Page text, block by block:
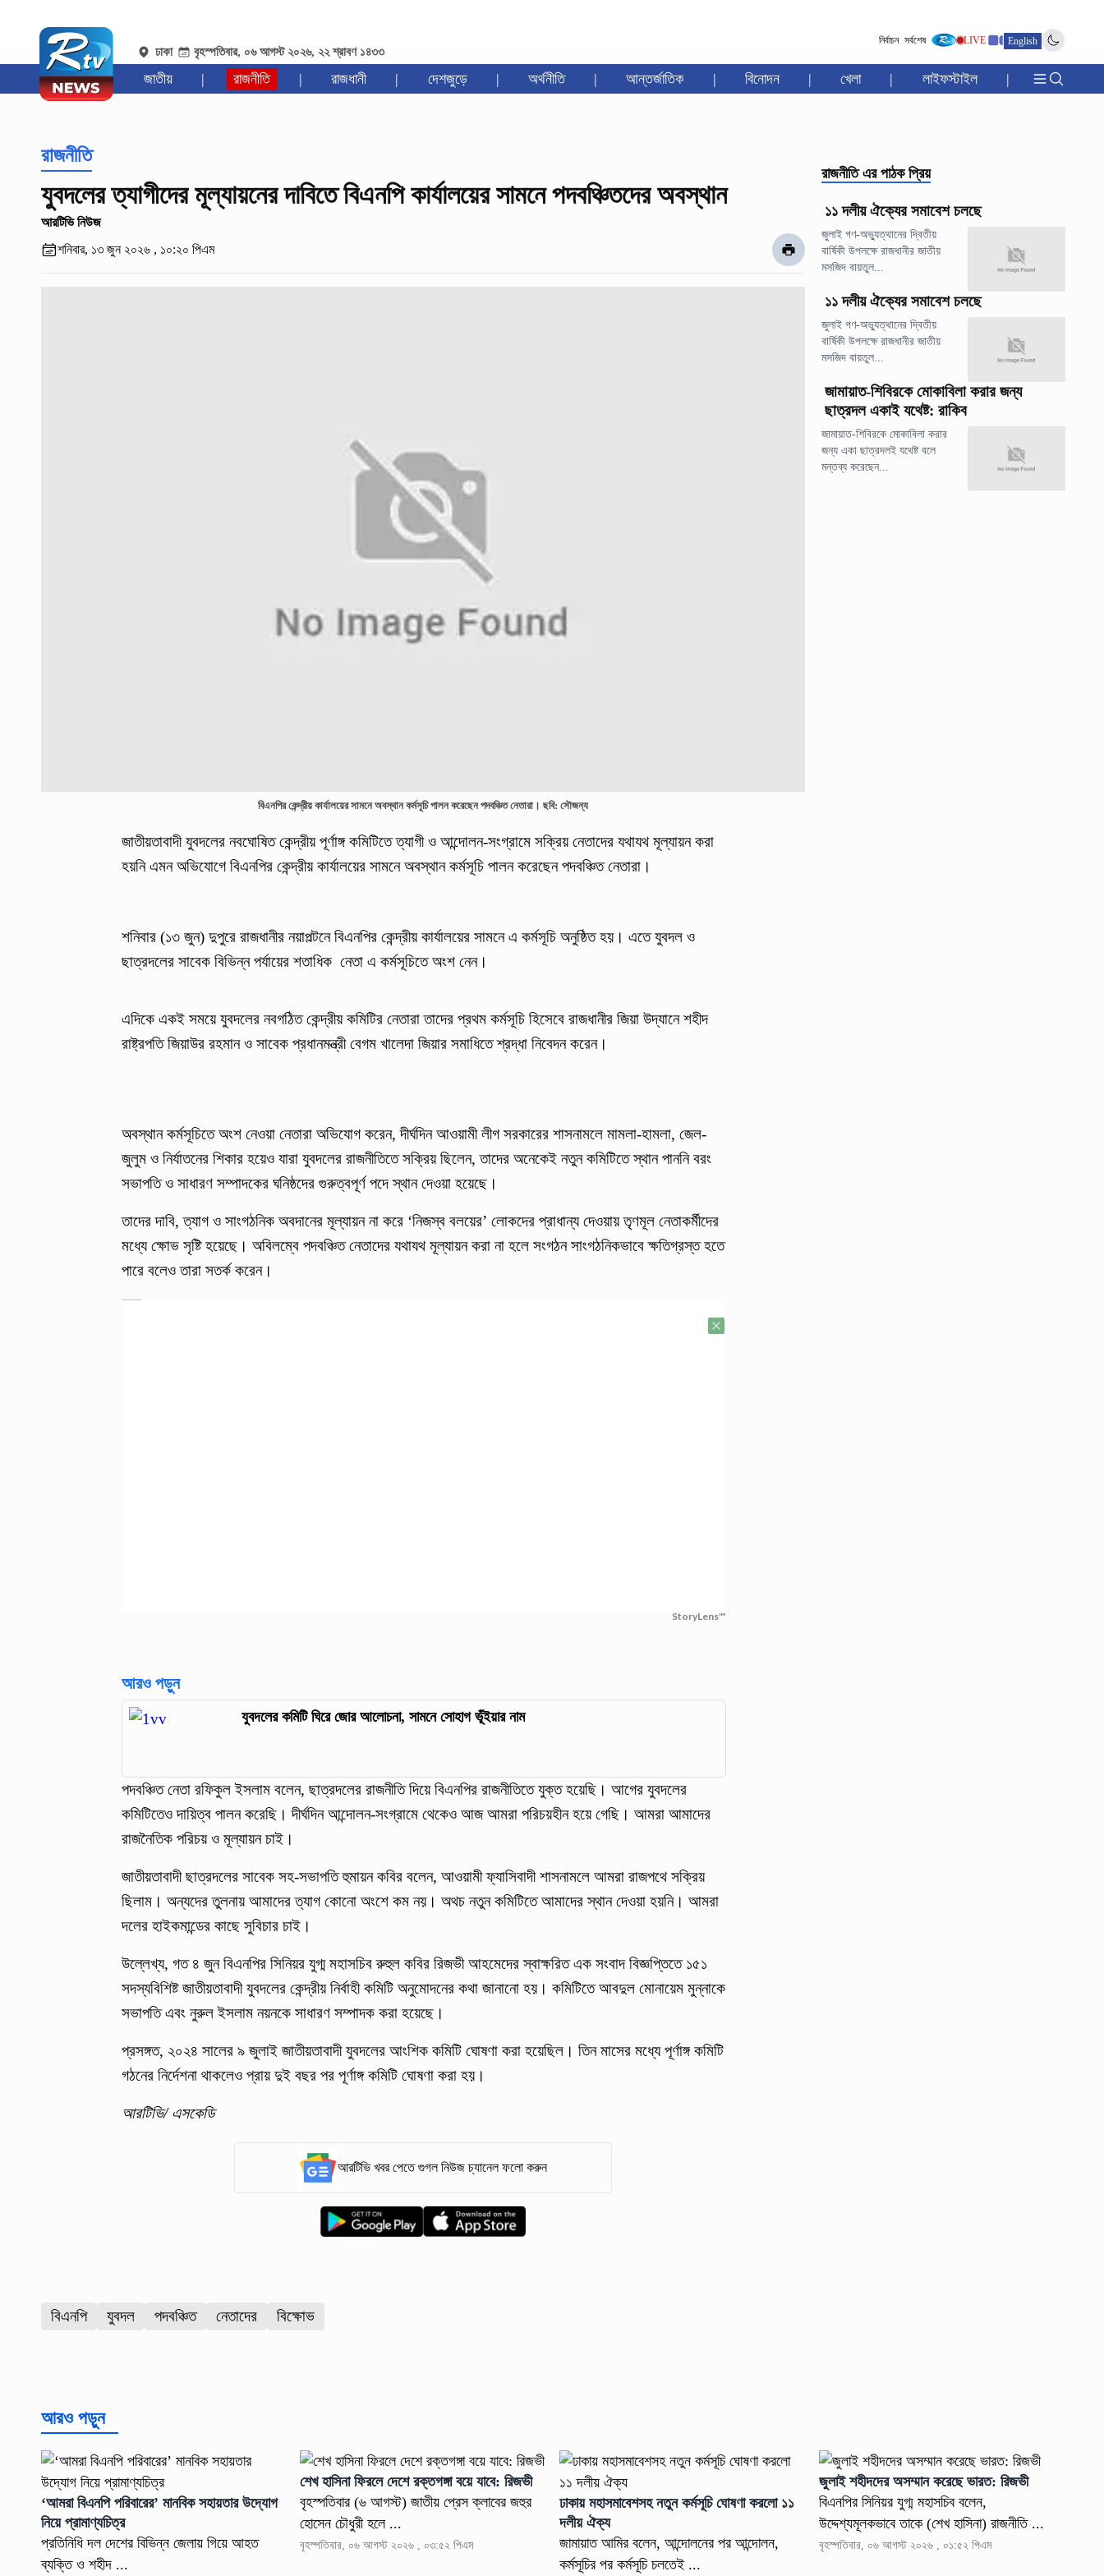
ঢাকা বৃহস্পতিবার, ০৬ আগস্ট ২০২৬, ২২ শ্রাবণ ১৪৩৩
নির্বাচন সর্বশেষ LIVE English
জাতীয় | রাজনীতি | রাজধানী | দেশজুড়ে | অর্থনীতি | আন্তর্জাতিক | বিনোদন | খেলা | লাইফস্টাইল |
রাজনীতি
যুবদলের ত্যাগীদের মূল্যায়নের দাবিতে বিএনপি কার্যালয়ের সামনে পদবঞ্চিতদের অবস্থান
আরটিভি নিউজ
শনিবার, ১৩ জুন ২০২৬ , ১০:২০ পিএম
বিএনপির কেন্দ্রীয় কার্যালয়ের সামনে অবস্থান কর্মসূচি পালন করেছেন পদবঞ্চিত নেতারা। ছবি: সৌজন্য
জাতীয়তাবাদী যুবদলের নবঘোষিত কেন্দ্রীয় পূর্ণাঙ্গ কমিটিতে ত্যাগী ও আন্দোলন-সংগ্রামে সক্রিয় নেতাদের যথাযথ মূল্যায়ন করা
হয়নি এমন অভিযোগে বিএনপির কেন্দ্রীয় কার্যালয়ের সামনে অবস্থান কর্মসূচি পালন করেছেন পদবঞ্চিত নেতারা।
শনিবার (১৩ জুন) দুপুরে রাজধানীর নয়াপল্টনে বিএনপির কেন্দ্রীয় কার্যালয়ের সামনে এ কর্মসূচি অনুষ্ঠিত হয়। এতে যুবদল ও
ছাত্রদলের সাবেক বিভিন্ন পর্যায়ের শতাধিক নেতা এ কর্মসূচিতে অংশ নেন।
এদিকে একই সময়ে যুবদলের নবগঠিত কেন্দ্রীয় কমিটির নেতারা তাদের প্রথম কর্মসূচি হিসেবে রাজধানীর জিয়া উদ্যানে শহীদ
রাষ্ট্রপতি জিয়াউর রহমান ও সাবেক প্রধানমন্ত্রী বেগম খালেদা জিয়ার সমাধিতে শ্রদ্ধা নিবেদন করেন।
অবস্থান কর্মসূচিতে অংশ নেওয়া নেতারা অভিযোগ করেন, দীর্ঘদিন আওয়ামী লীগ সরকারের শাসনামলে মামলা-হামলা, জেল-
জুলুম ও নির্যাতনের শিকার হয়েও যারা যুবদলের রাজনীতিতে সক্রিয় ছিলেন, তাদের অনেকেই নতুন কমিটিতে স্থান পাননি বরং
সভাপতি ও সাধারণ সম্পাদকের ঘনিষ্ঠদের গুরুত্বপূর্ণ পদে স্থান দেওয়া হয়েছে।
তাদের দাবি, ত্যাগ ও সাংগঠনিক অবদানের মূল্যায়ন না করে ‘নিজস্ব বলয়ের’ লোকদের প্রাধান্য দেওয়ায় তৃণমূল নেতাকর্মীদের
মধ্যে ক্ষোভ সৃষ্টি হয়েছে। অবিলম্বে পদবঞ্চিত নেতাদের যথাযথ মূল্যায়ন করা না হলে সংগঠন সাংগঠনিকভাবে ক্ষতিগ্রস্ত হতে
পারে বলেও তারা সতর্ক করেন।
StoryLens™
আরও পড়ুন
যুবদলের কমিটি ঘিরে জোর আলোচনা, সামনে সোহাগ ভূঁইয়ার নাম
পদবঞ্চিত নেতা রফিকুল ইসলাম বলেন, ছাত্রদলের রাজনীতি দিয়ে বিএনপির রাজনীতিতে যুক্ত হয়েছি। আগের যুবদলের
কমিটিতেও দায়িত্ব পালন করেছি। দীর্ঘদিন আন্দোলন-সংগ্রামে থেকেও আজ আমরা পরিচয়হীন হয়ে গেছি। আমরা আমাদের
রাজনৈতিক পরিচয় ও মূল্যায়ন চাই।
জাতীয়তাবাদী ছাত্রদলের সাবেক সহ-সভাপতি হুমায়ন কবির বলেন, আওয়ামী ফ্যাসিবাদী শাসনামলে আমরা রাজপথে সক্রিয়
ছিলাম। অন্যদের তুলনায় আমাদের ত্যাগ কোনো অংশে কম নয়। অথচ নতুন কমিটিতে আমাদের স্থান দেওয়া হয়নি। আমরা
দলের হাইকমান্ডের কাছে সুবিচার চাই।
উল্লেখ্য, গত ৪ জুন বিএনপির সিনিয়র যুগ্ম মহাসচিব রুহুল কবির রিজভী আহমেদের স্বাক্ষরিত এক সংবাদ বিজ্ঞপ্তিতে ১৫১
সদস্যবিশিষ্ট জাতীয়তাবাদী যুবদলের কেন্দ্রীয় নির্বাহী কমিটি অনুমোদনের কথা জানানো হয়। কমিটিতে আবদুল মোনায়েম মুন্নাকে
সভাপতি এবং নুরুল ইসলাম নয়নকে সাধারণ সম্পাদক করা হয়েছে।
প্রসঙ্গত, ২০২৪ সালের ৯ জুলাই জাতীয়তাবাদী যুবদলের আংশিক কমিটি ঘোষণা করা হয়েছিল। তিন মাসের মধ্যে পূর্ণাঙ্গ কমিটি
গঠনের নির্দেশনা থাকলেও প্রায় দুই বছর পর পূর্ণাঙ্গ কমিটি ঘোষণা করা হয়।
আরটিভি/ এসকেডি
আরটিভি খবর পেতে গুগল নিউজ চ্যানেল ফলো করুন
বিএনপি যুবদল পদবঞ্চিত নেতাদের বিক্ষোভ
রাজনীতি এর পাঠক প্রিয়
১১ দলীয় ঐক্যের সমাবেশ চলছে
জুলাই গণ-অভ্যুত্থানের দ্বিতীয়
বার্ষিকী উপলক্ষে রাজধানীর জাতীয়
মসজিদ বায়তুল...
১১ দলীয় ঐক্যের সমাবেশ চলছে
জুলাই গণ-অভ্যুত্থানের দ্বিতীয়
বার্ষিকী উপলক্ষে রাজধানীর জাতীয়
মসজিদ বায়তুল...
জামায়াত-শিবিরকে মোকাবিলা করার জন্য
ছাত্রদল একাই যথেষ্ট: রাকিব
জামায়াত-শিবিরকে মোকাবিলা করার
জন্য একা ছাত্রদলই যথেষ্ট বলে
মন্তব্য করেছেন...
আরও পড়ুন
‘আমরা বিএনপি পরিবারের’ মানবিক সহায়তার উদ্যোগ
নিয়ে প্রামাণ্যচিত্র
প্রতিনিধি দল দেশের বিভিন্ন জেলায় গিয়ে আহত
ব্যক্তি ও শহীদ ...
শেখ হাসিনা ফিরলে দেশে রক্তগঙ্গা বয়ে যাবে: রিজভী
বৃহস্পতিবার (৬ আগস্ট) জাতীয় প্রেস ক্লাবের জহুর
হোসেন চৌধুরী হলে ...
বৃহস্পতিবার, ০৬ আগস্ট ২০২৬ , ০৩:৫২ পিএম
ঢাকায় মহাসমাবেশসহ নতুন কর্মসূচি ঘোষণা করলো ১১
দলীয় ঐক্য
জামায়াত আমির বলেন, আন্দোলনের পর আন্দোলন,
কর্মসূচির পর কর্মসূচি চলতেই ...
জুলাই শহীদদের অসম্মান করেছে ভারত: রিজভী
বিএনপির সিনিয়র যুগ্ম মহাসচিব বলেন,
উদ্দেশ্যমূলকভাবে তাকে (শেখ হাসিনা) রাজনীতি ...
বৃহস্পতিবার, ০৬ আগস্ট ২০২৬ , ০১:৫২ পিএম